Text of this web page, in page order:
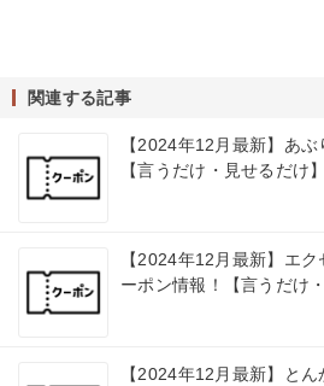
関連する記事
【2024年12月最新】あ
【言うだけ・見せるだけ
【2024年12月最新】エ
ーポン情報！【言うだけ
【2024年12月最新】と